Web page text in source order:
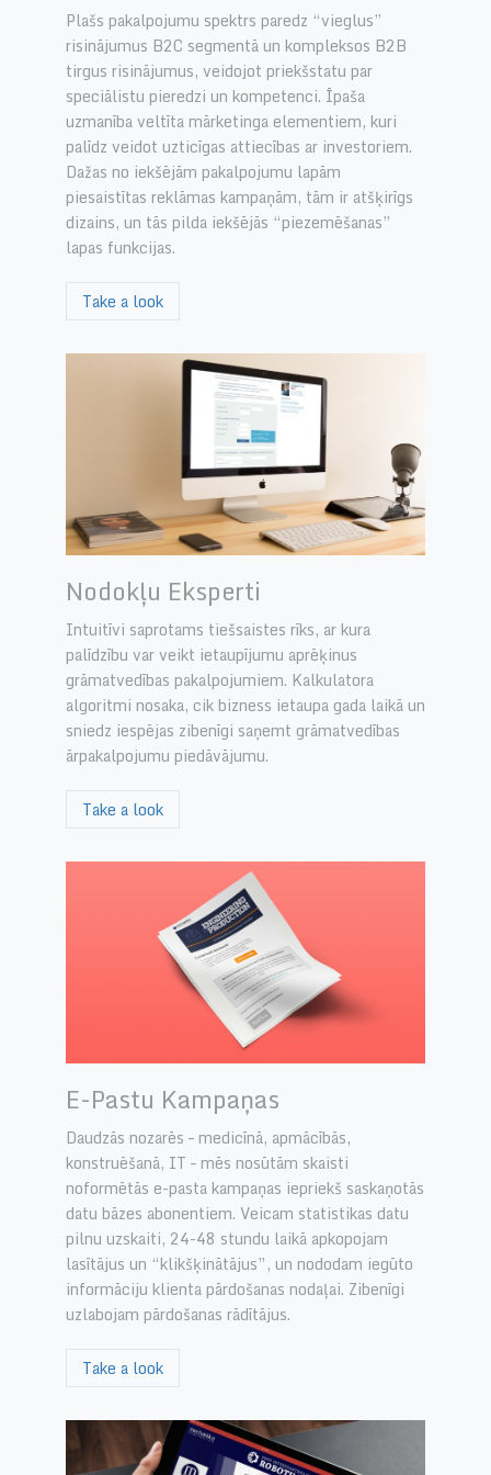
Plašs pakalpojumu spektrs paredz “vieglus”
risinājumus B2C segmentā un kompleksos B2B
tirgus risinājumus, veidojot priekšstatu par
speciālistu pieredzi un kompetenci. Īpaša
uzmanība veltīta mārketinga elementiem, kuri
palīdz veidot uzticīgas attiecības ar investoriem.
Dažas no iekšējām pakalpojumu lapām
piesaistītas reklāmas kampaņām, tām ir atšķirīgs
dizains, un tās pilda iekšējās “piezemēšanas”
lapas funkcijas.
Take a look
Nodokļu Eksperti
Intuitīvi saprotams tiešsaistes rīks, ar kura
palīdzību var veikt ietaupījumu aprēķinus
grāmatvedības pakalpojumiem. Kalkulatora
algoritmi nosaka, cik bizness ietaupa gada laikā un
sniedz iespējas zibenīgi saņemt grāmatvedības
ārpakalpojumu piedāvājumu.
Take a look
E-Pastu Kampaņas
Daudzās nozarēs – medicīnā, apmācībās,
konstruēšanā, IT – mēs nosūtām skaisti
noformētās e-pasta kampaņas iepriekš saskaņotās
datu bāzes abonentiem. Veicam statistikas datu
pilnu uzskaiti, 24-48 stundu laikā apkopojam
lasītājus un “klikšķinātājus”, un nododam iegūto
informāciju klienta pārdošanas nodaļai. Zibenīgi
uzlabojam pārdošanas rādītājus.
Take a look